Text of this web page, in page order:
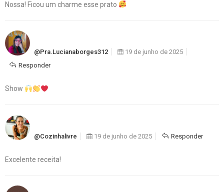
Nossa! Ficou um charme esse prato
@pra.lucianaborges312
19 de junho de 2025
Responder
Show
@cozinhalivre 19 de junho de 2025 Responder
Excelente receita!